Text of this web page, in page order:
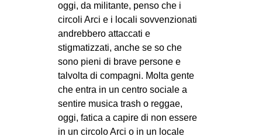
oggi, da militante, penso che i
circoli Arci e i locali sovvenzionati
andrebbero attaccati e
stigmatizzati, anche se so che
sono pieni di brave persone e
talvolta di compagni. Molta gente
che entra in un centro sociale a
sentire musica trash o reggae,
oggi, fatica a capire di non essere
in un circolo Arci o in un locale